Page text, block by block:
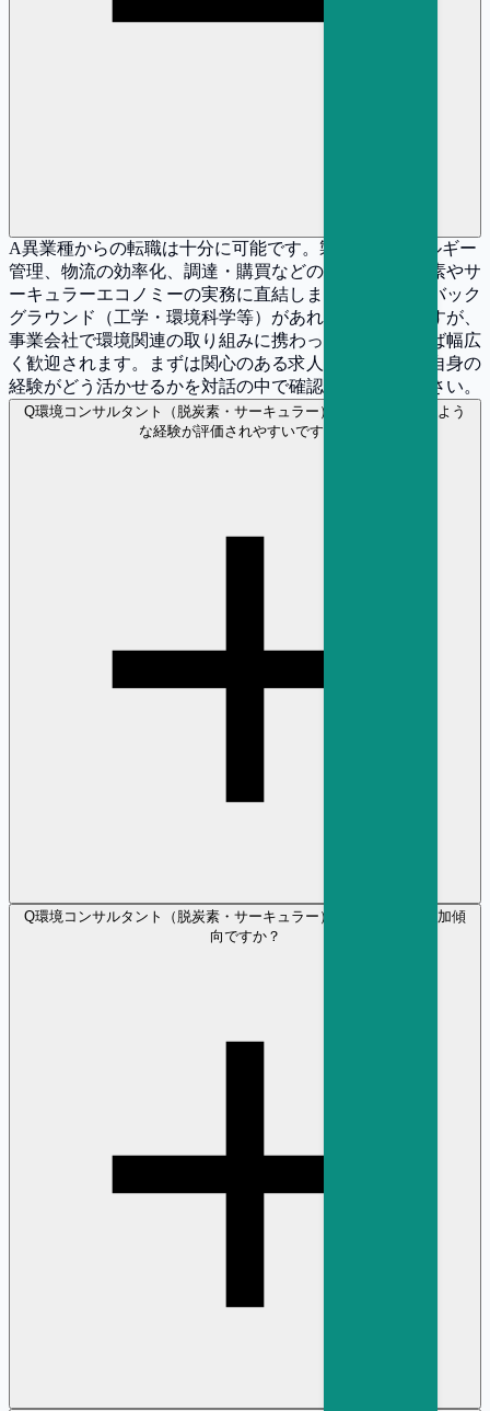
A異業種からの転職は十分に可能です。製造業のエネルギー
管理、物流の効率化、調達・購買などの経験は、脱炭素やサ
ーキュラーエコノミーの実務に直結します。技術的なバック
グラウンド（工学・環境科学等）があればなお有利ですが、
事業会社で環境関連の取り組みに携わった経験があれば幅広
く歓迎されます。まずは関心のある求人に応募し、ご自身の
経験がどう活かせるかを対話の中で確認してみてください。
Q環境コンサルタント（脱炭素・サーキュラー） の選考ではどのよう
な経験が評価されやすいですか？
Q環境コンサルタント（脱炭素・サーキュラー） の採用需要は増加傾
向ですか？